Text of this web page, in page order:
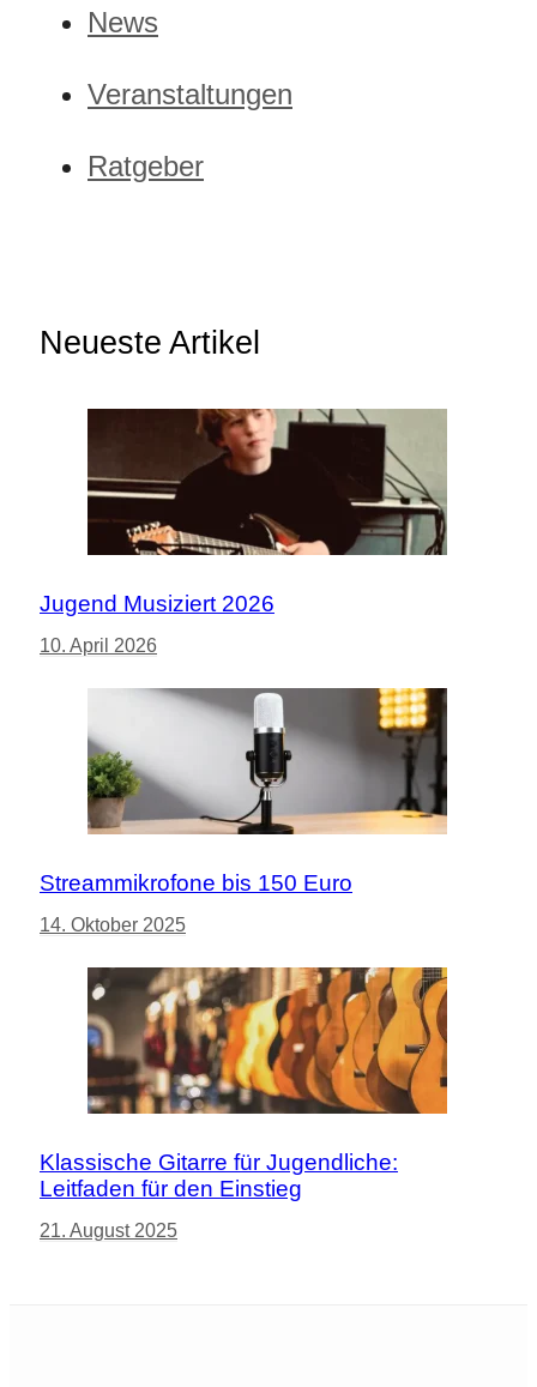
News
Veranstaltungen
Ratgeber
Neueste Artikel
Jugend Musiziert 2026
10. April 2026
Streammikrofone bis 150 Euro
14. Oktober 2025
Klassische Gitarre für Jugendliche:
Leitfaden für den Einstieg
21. August 2025